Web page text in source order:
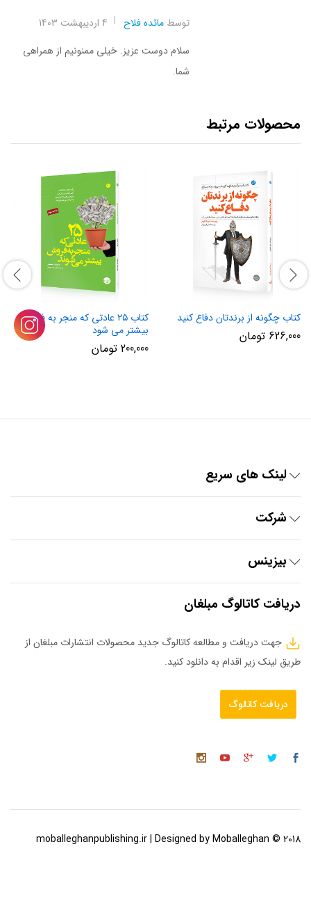
توسط مائده فلاح
4 اردیبهشت 1403
سلام دوست عزیز. خیلی ممنونیم از همراهی
شما.
محصولات مرتبط
کتاب چگونه از برندتان دفاع کنید
626,000 تومان
کتاب ۲۵ عادتی که منجر به فروش
بیشتر می شود
200,000 تومان
لینک های سریع
شرکت
بیزینس
دریافت کاتالوگ مبلغان
جهت دریافت و مطالعه کاتالوگ جدید محصولات انتشارات مبلغان از
طریق لینک زیر اقدام به دانلود کنید.
دریافت کاتالوگ
2018 © moballeghanpublishing.ir | Designed by Moballeghan